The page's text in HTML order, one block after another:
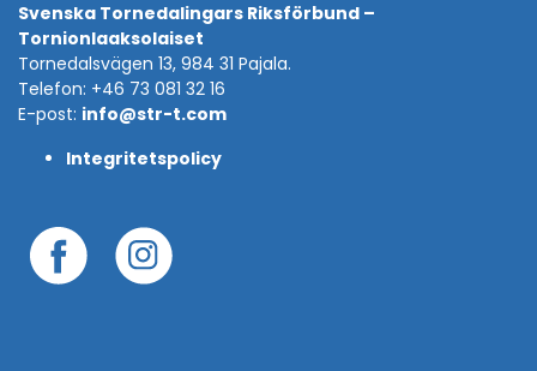
Svenska Tornedalingars Riksförbund –
Tornionlaaksolaiset
Tornedalsvägen 13, 984 31 Pajala.
Telefon: +46 73 081 32 16
E-post: info@str-t.com
Integritetspolicy